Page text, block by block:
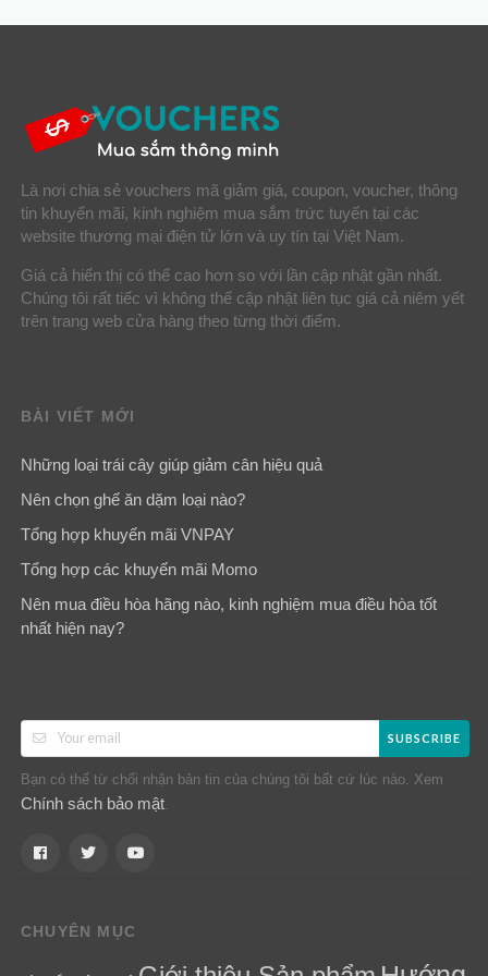
Là nơi chia sẻ vouchers mã giảm giá, coupon, voucher, thông
tin khuyến mãi, kinh nghiệm mua sắm trức tuyến tại các
website thương mại điện tử lớn và uy tín tại Việt Nam.
Giá cả hiển thị có thể cao hơn so với lần cập nhật gần nhất.
Chúng tôi rất tiếc vì không thể cập nhật liên tục giá cả niêm yết
trên trang web cửa hàng theo từng thời điểm.
BÀI VIẾT MỚI
Những loại trái cây giúp giảm cân hiệu quả
Nên chọn ghế ăn dặm loại nào?
Tổng hợp khuyến mãi VNPAY
Tổng hợp các khuyến mãi Momo
Nên mua điều hòa hãng nào, kinh nghiệm mua điều hòa tốt
nhất hiện nay?
SUBSCRIBE
Bạn có thể từ chối nhận bản tin của chúng tôi bất cứ lúc nào. Xem
Chính sách bảo mật
CHUYÊN MỤC